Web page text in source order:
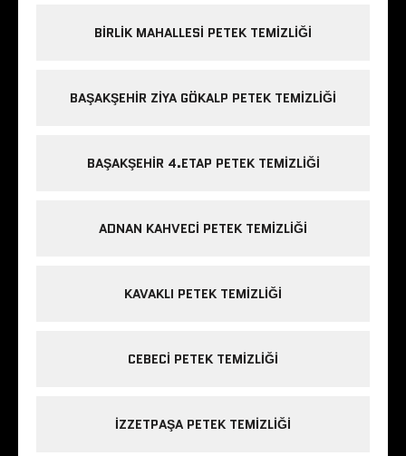
BIRLIK MAHALLESI PETEK TEMIZLIĞI
BAŞAKŞEHIR ZIYA GÖKALP PETEK TEMIZLIĞI
BAŞAKŞEHIR 4.ETAP PETEK TEMIZLIĞI
ADNAN KAHVECI PETEK TEMIZLIĞI
KAVAKLI PETEK TEMIZLIĞI
CEBECI PETEK TEMIZLIĞI
IZZETPAŞA PETEK TEMIZLIĞI